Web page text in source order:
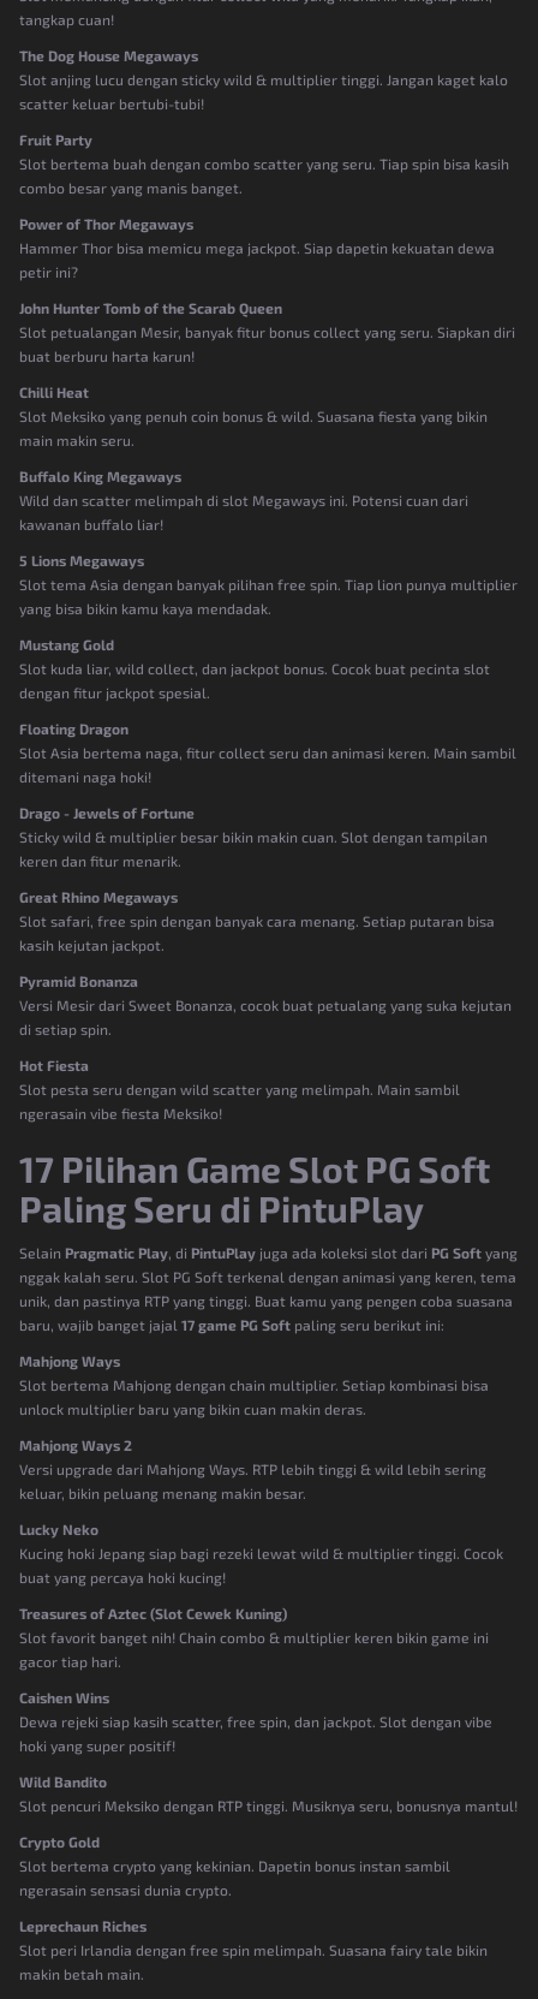
tangkap cuan!
The Dog House Megaways
Slot anjing lucu dengan sticky wild & multiplier tinggi. Jangan kaget kalo
scatter keluar bertubi-tubi!
Fruit Party
Slot bertema buah dengan combo scatter yang seru. Tiap spin bisa kasih
combo besar yang manis banget.
Power of Thor Megaways
Hammer Thor bisa memicu mega jackpot. Siap dapetin kekuatan dewa
petir ini?
John Hunter Tomb of the Scarab Queen
Slot petualangan Mesir, banyak fitur bonus collect yang seru. Siapkan diri
buat berburu harta karun!
Chilli Heat
Slot Meksiko yang penuh coin bonus & wild. Suasana fiesta yang bikin
main makin seru.
Buffalo King Megaways
Wild dan scatter melimpah di slot Megaways ini. Potensi cuan dari
kawanan buffalo liar!
5 Lions Megaways
Slot tema Asia dengan banyak pilihan free spin. Tiap lion punya multiplier
yang bisa bikin kamu kaya mendadak.
Mustang Gold
Slot kuda liar, wild collect, dan jackpot bonus. Cocok buat pecinta slot
dengan fitur jackpot spesial.
Floating Dragon
Slot Asia bertema naga, fitur collect seru dan animasi keren. Main sambil
ditemani naga hoki!
Drago - Jewels of Fortune
Sticky wild & multiplier besar bikin makin cuan. Slot dengan tampilan
keren dan fitur menarik.
Great Rhino Megaways
Slot safari, free spin dengan banyak cara menang. Setiap putaran bisa
kasih kejutan jackpot.
Pyramid Bonanza
Versi Mesir dari Sweet Bonanza, cocok buat petualang yang suka kejutan
di setiap spin.
Hot Fiesta
Slot pesta seru dengan wild scatter yang melimpah. Main sambil
ngerasain vibe fiesta Meksiko!
17 Pilihan Game Slot PG Soft
Paling Seru di PintuPlay
Selain Pragmatic Play , di PintuPlay juga ada koleksi slot dari PG Soft yang
nggak kalah seru. Slot PG Soft terkenal dengan animasi yang keren, tema
unik, dan pastinya RTP yang tinggi. Buat kamu yang pengen coba suasana
baru, wajib banget jajal 17 game PG Soft paling seru berikut ini:
Mahjong Ways
Slot bertema Mahjong dengan chain multiplier. Setiap kombinasi bisa
unlock multiplier baru yang bikin cuan makin deras.
Mahjong Ways 2
Versi upgrade dari Mahjong Ways. RTP lebih tinggi & wild lebih sering
keluar, bikin peluang menang makin besar.
Lucky Neko
Kucing hoki Jepang siap bagi rezeki lewat wild & multiplier tinggi. Cocok
buat yang percaya hoki kucing!
Treasures of Aztec (Slot Cewek Kuning)
Slot favorit banget nih! Chain combo & multiplier keren bikin game ini
gacor tiap hari.
Caishen Wins
Dewa rejeki siap kasih scatter, free spin, dan jackpot. Slot dengan vibe
hoki yang super positif!
Wild Bandito
Slot pencuri Meksiko dengan RTP tinggi. Musiknya seru, bonusnya mantul!
Crypto Gold
Slot bertema crypto yang kekinian. Dapetin bonus instan sambil
ngerasain sensasi dunia crypto.
Leprechaun Riches
Slot peri Irlandia dengan free spin melimpah. Suasana fairy tale bikin
makin betah main.